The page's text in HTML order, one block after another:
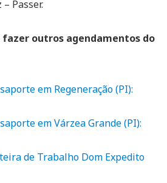
Passer.
outros agendamentos do
em Regeneração (PI):
em Várzea Grande (PI):
de Trabalho Dom Expedito